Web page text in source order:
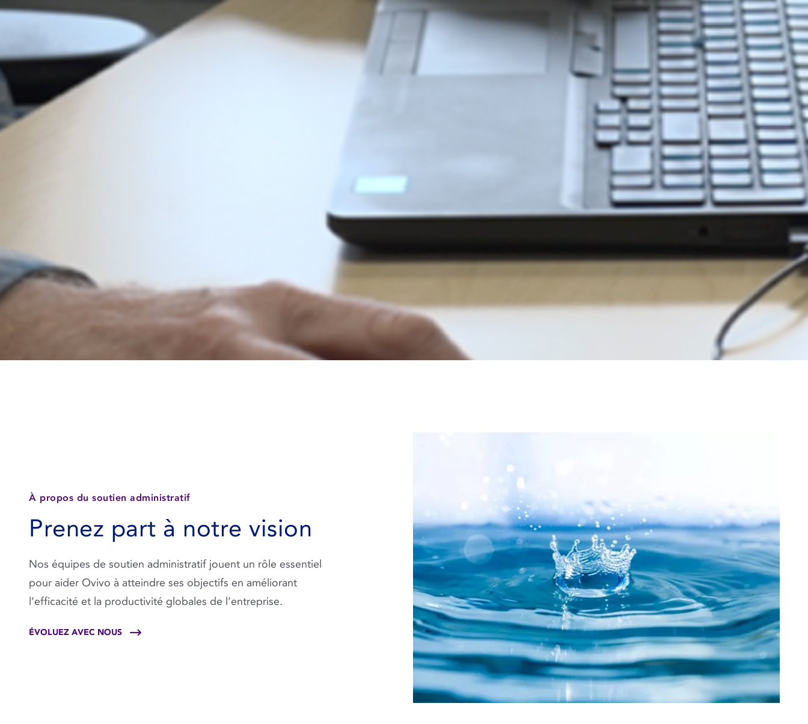
À propos du soutien administratif
Prenez part à notre vision
Nos équipes de soutien administratif jouent un rôle essentiel
pour aider Ovivo à atteindre ses objectifs en améliorant
l’efficacité et la productivité globales de l’entreprise.
ÉVOLUEZ AVEC NOUS